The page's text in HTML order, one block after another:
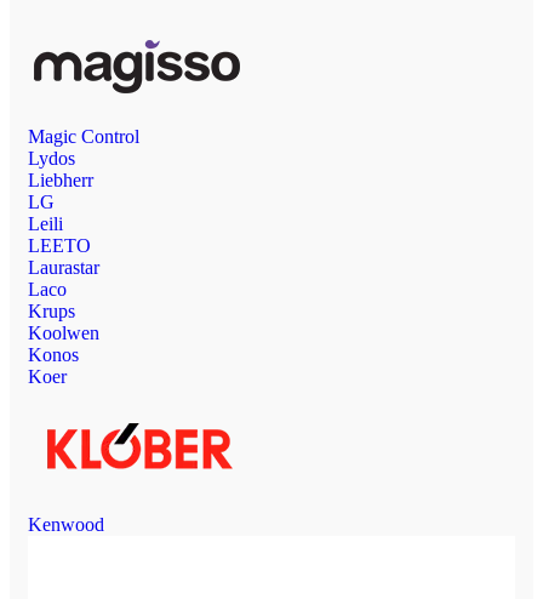
Magic Control
Lydos
Liebherr
LG
Leili
LEETO
Laurastar
Laco
Krups
Koolwen
Konos
Koer
Kenwood